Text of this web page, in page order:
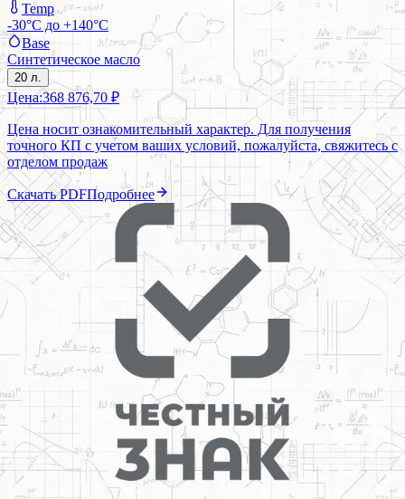
Temp
-30°C до +140°C
Base
Синтетическое масло
20 л.
Цена:368 876,70 ₽
Цена носит ознакомительный характер. Для получения
точного КП с учетом ваших условий, пожалуйста, свяжитесь с
отделом продаж
Скачать PDFПодробнее